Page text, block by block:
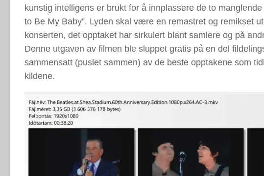
kunstig intelligens er brukt for å innplassere de to manglende
to Be My Baby”. Lyden skal være en remastret og remikset
konserten, det opptaket har sirkulert blant samlere og på
Denne utgaven av filmen ble sluppet gratis på en del
sammensatt (puslet sammen) av de beste opptakene som
kildene.